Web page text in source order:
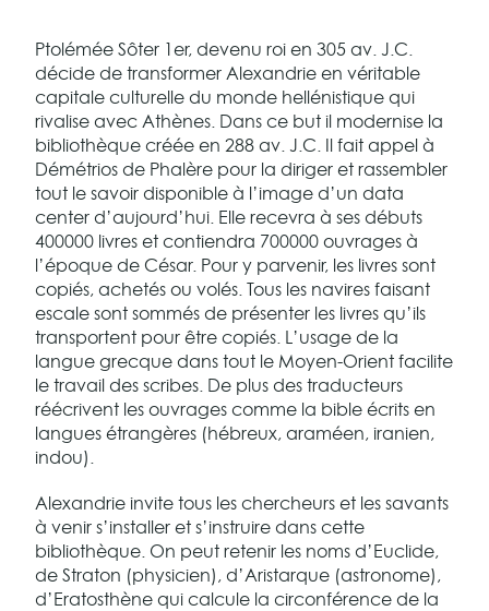
Ptolémée Sôter 1er, devenu roi en 305 av. J.C.
décide de transformer Alexandrie en véritable
capitale culturelle du monde hellénistique qui
rivalise avec Athènes. Dans ce but il modernise la
bibliothèque créée en 288 av. J.C. Il fait appel à
Démétrios de Phalère pour la diriger et rassembler
tout le savoir disponible à l’image d’un data
center d’aujourd’hui. Elle recevra à ses débuts
400000 livres et contiendra 700000 ouvrages à
l’époque de César. Pour y parvenir, les livres sont
copiés, achetés ou volés. Tous les navires faisant
escale sont sommés de présenter les livres qu’ils
transportent pour être copiés. L’usage de la
langue grecque dans tout le Moyen-Orient facilite
le travail des scribes. De plus des traducteurs
réécrivent les ouvrages comme la bible écrits en
langues étrangères (hébreux, araméen, iranien,
indou).
Alexandrie invite tous les chercheurs et les savants
à venir s’installer et s’instruire dans cette
bibliothèque. On peut retenir les noms d’Euclide,
de Straton (physicien), d’Aristarque (astronome),
d’Eratosthène qui calcule la circonférence de la